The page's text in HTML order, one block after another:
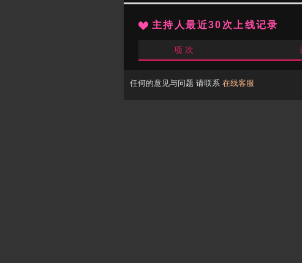
主持人最近30次上线记录
项 次
任何的意见与问题 请联系 在线客服